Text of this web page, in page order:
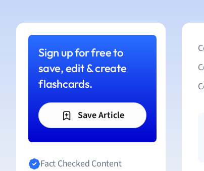
Sign up for free to
save, edit & create
flashcards.
Save Article
Fact Checked Content